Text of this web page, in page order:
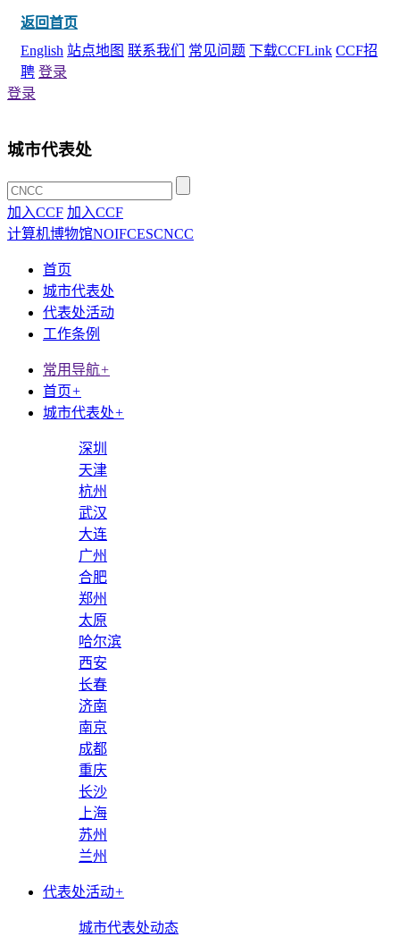
返回首页
English 站点地图 联系我们 常见问题 下载CCFLink CCF招
聘 登录
登录
城市代表处
加入CCF 加入CCF
计算机博物馆NOIFCESCNCC
首页
城市代表处
代表处活动
工作条例
常用导航+
首页+
城市代表处+
深圳
天津
杭州
武汉
大连
广州
合肥
郑州
太原
哈尔滨
西安
长春
济南
南京
成都
重庆
长沙
上海
苏州
兰州
代表处活动+
城市代表处动态